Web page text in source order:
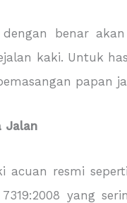
benar
kaki. Untuk
papan
Jalan
acuan resmi
yang